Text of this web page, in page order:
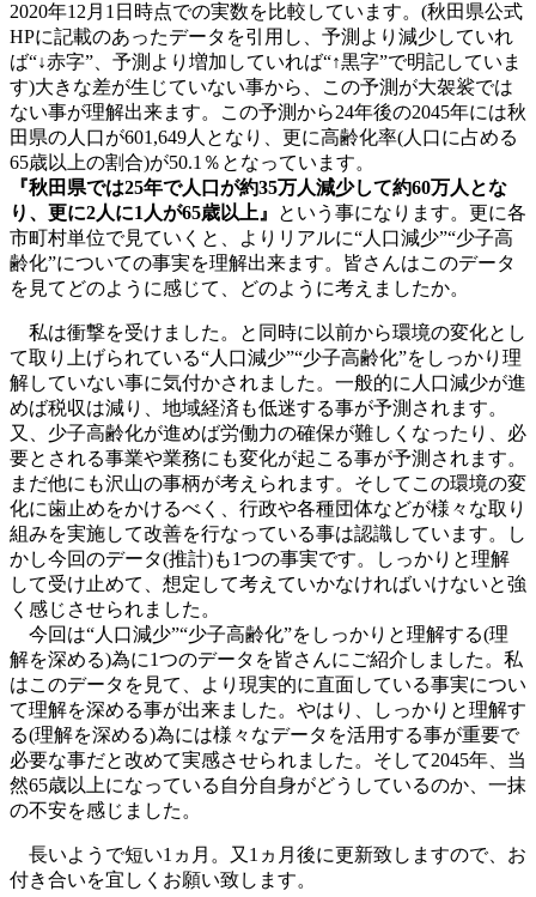
2020年12月1日時点での実数を比較しています。(秋田県公式
HPに記載のあったデータを引用し、予測より減少していれ
ば“↓赤字”、予測より増加していれば“↑黒字”で明記していま
す)大きな差が生じていない事から、この予測が大袈裟では
ない事が理解出来ます。この予測から24年後の2045年には秋
田県の人口が601,649人となり、更に高齢化率(人口に占める
65歳以上の割合)が50.1％となっています。
『秋田県では25年で人口が約35万人減少して約60万人とな
り、更に2人に1人が65歳以上』
という事になります。更に各
市町村単位で見ていくと、よりリアルに“人口減少”“少子高
齢化”についての事実を理解出来ます。皆さんはこのデータ
を見てどのように感じて、どのように考えましたか。
私は衝撃を受けました。と同時に以前から環境の変化とし
て取り上げられている“人口減少”“少子高齢化”をしっかり理
解していない事に気付かされました。一般的に人口減少が進
めば税収は減り、地域経済も低迷する事が予測されます。
又、少子高齢化が進めば労働力の確保が難しくなったり、必
要とされる事業や業務にも変化が起こる事が予測されます。
まだ他にも沢山の事柄が考えられます。そしてこの環境の変
化に歯止めをかけるべく、行政や各種団体などが様々な取り
組みを実施して改善を行なっている事は認識しています。し
かし今回のデータ(推計)も1つの事実です。しっかりと理解
して受け止めて、想定して考えていかなければいけないと強
く感じさせられました。
今回は“人口減少”“少子高齢化”をしっかりと理解する(理
解を深める)為に1つのデータを皆さんにご紹介しました。私
はこのデータを見て、より現実的に直面している事実につい
て理解を深める事が出来ました。やはり、しっかりと理解す
る(理解を深める)為には様々なデータを活用する事が重要で
必要な事だと改めて実感させられました。そして2045年、当
然65歳以上になっている自分自身がどうしているのか、一抹
の不安を感じました。
長いようで短い1ヵ月。又1ヵ月後に更新致しますので、お
付き合いを宜しくお願い致します。